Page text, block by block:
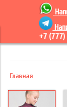
+7
Главная